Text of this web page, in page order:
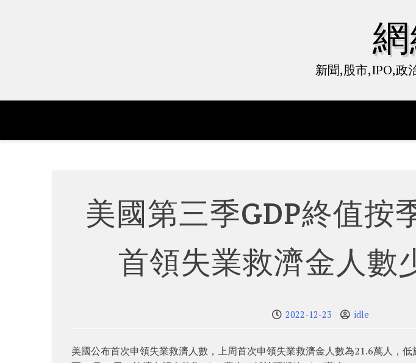
新聞,股市,IPO,政
美國第三季GDP終值按
首領失業救濟金人數
2022-12-23 idle
美國公布首次申領失業救濟人數，上周首次申領失業救濟金人數為21.6萬人，